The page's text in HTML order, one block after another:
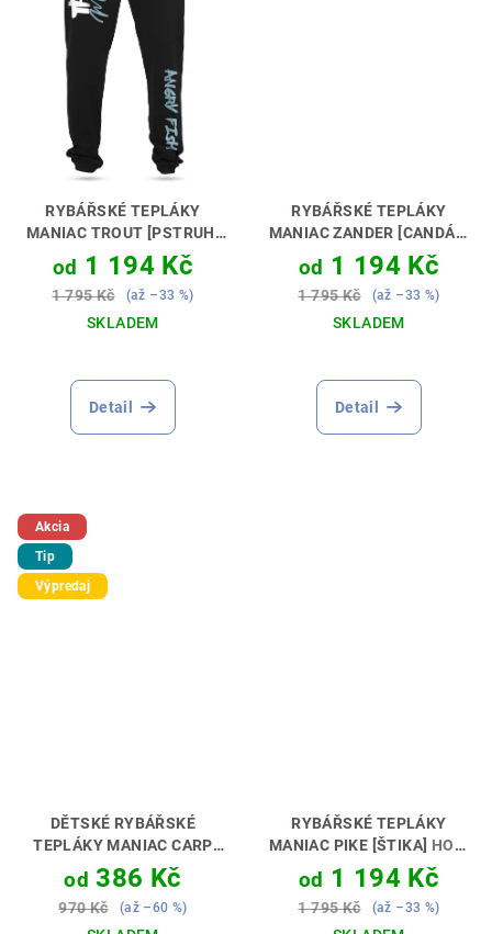
RYBÁŘSKÉ TEPLÁKY
MANIAC TROUT [PSTRUH]
HODÍ SE K TEPLÁKOVÉ
SOUPRAVĚ 👖🔥
od 1 194 Kč
1 795 Kč (až –33 %)
SKLADEM
Detail
RYBÁŘSKÉ TEPLÁKY
MANIAC ZANDER [CANDÁT]
HODÍ SE K TEPLÁKOVÉ
SOUPRAVĚ 👖🔥
od 1 194 Kč
1 795 Kč (až –33 %)
SKLADEM
Detail
Akcia
Tip
Výpredaj
DĚTSKÉ RYBÁŘSKÉ
TEPLÁKY MANIAC CARP
PERFEKTNÍ DÁREK
PRO MALÉHO RYBÁŘE🎁💝
od 386 Kč
970 Kč (až –60 %)
RYBÁŘSKÉ TEPLÁKY
MANIAC PIKE [ŠTIKA] HODÍ
SE K TEPLÁKOVÉ
SOUPRAVĚ 👖🎣
od 1 194 Kč
1 795 Kč (až –33 %)